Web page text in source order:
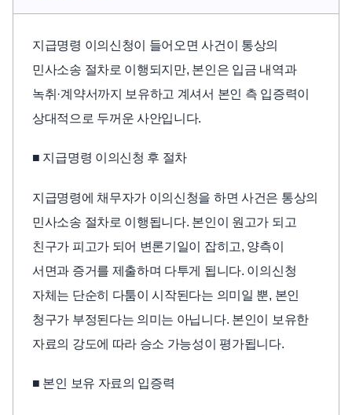
지급명령 이의신청이 들어오면 사건이 통상의
민사소송 절차로 이행되지만, 본인은 입금 내역과
녹취·계약서까지 보유하고 계셔서 본인 측 입증력이
상대적으로 두꺼운 사안입니다.
■ 지급명령 이의신청 후 절차
지급명령에 채무자가 이의신청을 하면 사건은 통상의
민사소송 절차로 이행됩니다. 본인이 원고가 되고
친구가 피고가 되어 변론기일이 잡히고, 양측이
서면과 증거를 제출하며 다투게 됩니다. 이의신청
자체는 단순히 다툼이 시작된다는 의미일 뿐, 본인
청구가 부정된다는 의미는 아닙니다. 본인이 보유한
자료의 강도에 따라 승소 가능성이 평가됩니다.
■ 본인 보유 자료의 입증력